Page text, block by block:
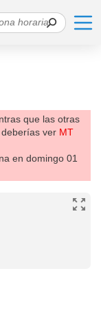
que las otras
ver MT
en domingo 01